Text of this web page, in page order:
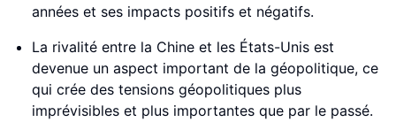
années et ses impacts positifs et négatifs.
La rivalité entre la Chine et les États-Unis est
devenue un aspect important de la géopolitique, ce
qui crée des tensions géopolitiques plus
imprévisibles et plus importantes que par le passé.